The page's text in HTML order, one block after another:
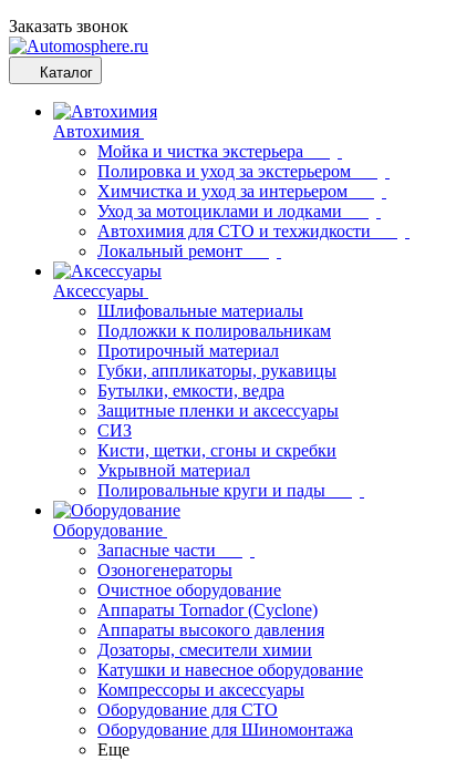
Заказать звонок
Каталог
Автохимия
Мойка и чистка экстерьера
Полировка и уход за экстерьером
Химчистка и уход за интерьером
Уход за мотоциклами и лодками
Автохимия для СТО и техжидкости
Локальный ремонт
Аксессуары
Шлифовальные материалы
Подложки к полировальникам
Протирочный материал
Губки, аппликаторы, рукавицы
Бутылки, емкости, ведра
Защитные пленки и аксессуары
СИЗ
Кисти, щетки, сгоны и скребки
Укрывной материал
Полировальные круги и пады
Оборудование
Запасные части
Озоногенераторы
Очистное оборудование
Аппараты Tornador (Cyclone)
Аппараты высокого давления
Дозаторы, смесители химии
Катушки и навесное оборудование
Компрессоры и аксессуары
Оборудование для СТО
Оборудование для Шиномонтажа
Еще